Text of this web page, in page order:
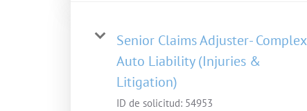
Senior Claims Adjuster- Complex
Auto Liability (Injuries &
Litigation)
ID de solicitud: 54953